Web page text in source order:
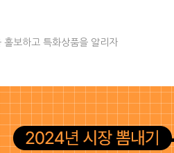
보하고 특화상품을 알리자